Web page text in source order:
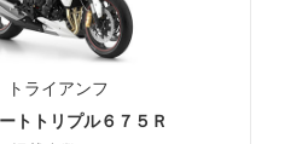
トライアンフ
トトリプル６７５Ｒ